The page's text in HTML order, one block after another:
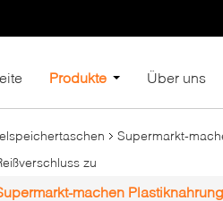
Produkte Über uns
Supermarkt-
zu
machen